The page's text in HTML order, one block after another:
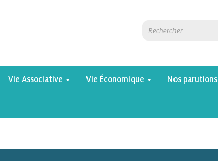
Vie Associative Vie Économique Nos parutions